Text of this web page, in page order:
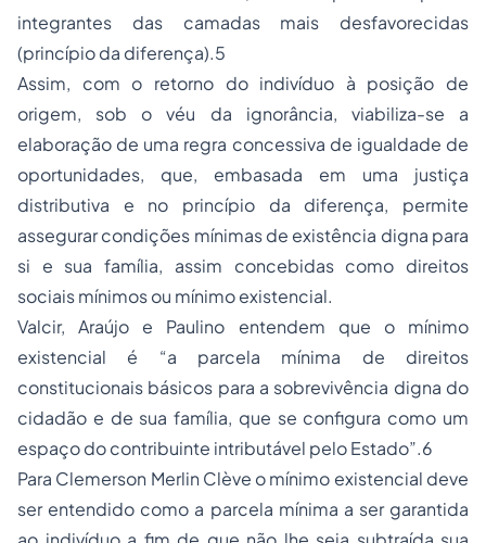
integrantes das camadas mais desfavorecidas
(princípio da diferença).5
Assim, com o retorno do indivíduo à posição de
origem, sob o véu da ignorância, viabiliza-se a
elaboração de uma regra concessiva de igualdade de
oportunidades, que, embasada em uma justiça
distributiva e no princípio da diferença, permite
assegurar condições mínimas de existência digna para
si e sua família, assim concebidas como direitos
sociais mínimos ou mínimo existencial.
Valcir, Araújo e Paulino entendem que o mínimo
existencial é “a parcela mínima de direitos
constitucionais básicos para a sobrevivência digna do
cidadão e de sua família, que se configura como um
espaço do contribuinte intributável pelo Estado”.6
Para Clemerson Merlin Clève o mínimo existencial deve
ser entendido como a parcela mínima a ser garantida